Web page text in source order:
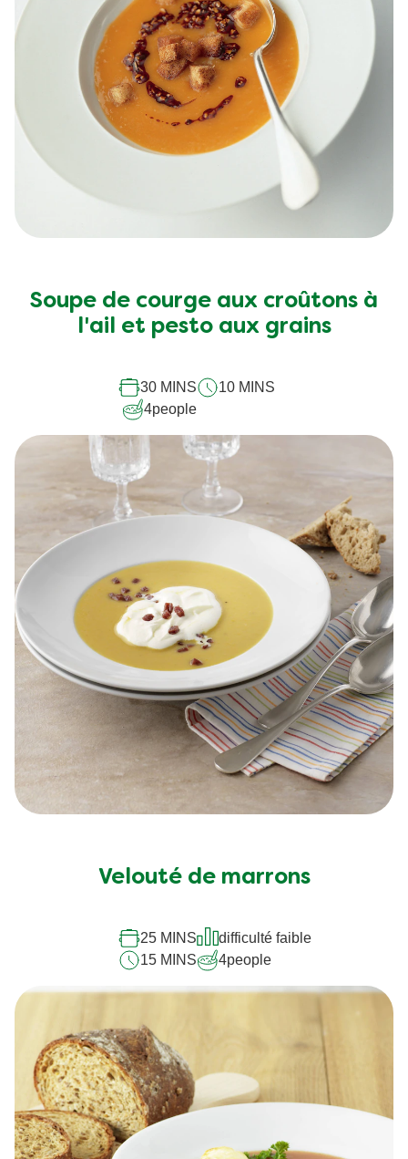
Soupe de courge aux croûtons à
l'ail et pesto aux grains
30 MINS
10 MINS
4people
Velouté de marrons
25 MINS
difficulté faible
15 MINS
4people